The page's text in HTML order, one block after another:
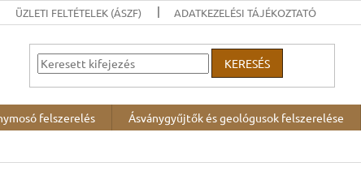
ÜZLETI FELTÉTELEK (ÁSZF) ADATKEZELÉSI TÁJÉKOZTATÓ
KERESÉS
felszerelés Ásványgyűjtők és geológusok felszerelése